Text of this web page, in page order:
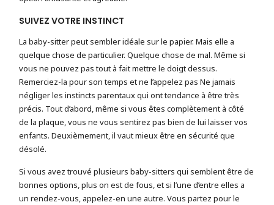
SUIVEZ VOTRE INSTINCT
La baby-sitter peut sembler idéale sur le papier. Mais elle a
quelque chose de particulier. Quelque chose de mal. Même si
vous ne pouvez pas tout à fait mettre le doigt dessus.
Remerciez-la pour son temps et ne l’appelez pas Ne jamais
négliger les instincts parentaux qui ont tendance à être très
précis. Tout d’abord, même si vous êtes complètement à côté
de la plaque, vous ne vous sentirez pas bien de lui laisser vos
enfants. Deuxièmement, il vaut mieux être en sécurité que
désolé.
Si vous avez trouvé plusieurs baby-sitters qui semblent être de
bonnes options, plus on est de fous, et si l’une d’entre elles a
un rendez-vous, appelez-en une autre. Vous partez pour le